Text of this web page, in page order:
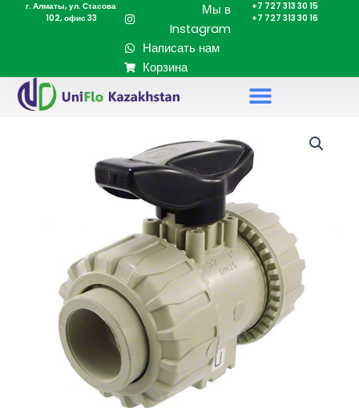
Перейтиг. Алматы, ул. Стасова
102, офис 33
Мы в
Instagram
Написать нам
Корзина
+7 727 313 30 15
+7 727 313 30 16